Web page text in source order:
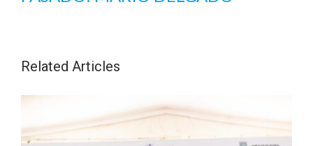
Related Articles